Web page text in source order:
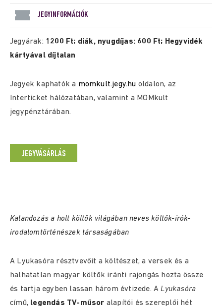
JEGYINFORMÁCIÓK
Jegyárak: 1200 Ft; diák, nyugdíjas: 600 Ft; Hegyvidék
kártyával díjtalan
Jegyek kaphatók a momkult.jegy.hu oldalon, az
Interticket hálózatában, valamint a MOMkult
jegypénztárában.
JEGYVÁSÁRLÁS
Kalandozás a holt költők világában neves költők-írók-
irodalomtörténészek társaságában
A Lyukasóra résztvevőit a költészet, a versek és a
halhatatlan magyar költők iránti rajongás hozta össze
és tartja egyben lassan három évtizede. ALyukasóra
című, legendás TV-műsor alapítói és szereplői hét